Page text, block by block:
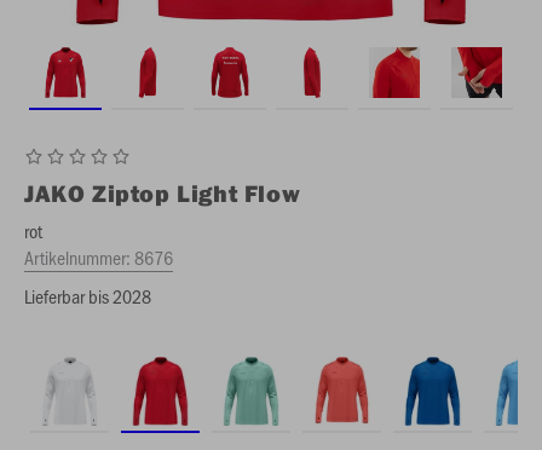
JAKO Ziptop Light Flow
rot
Artikelnummer:8676
Lieferbar bis 2028